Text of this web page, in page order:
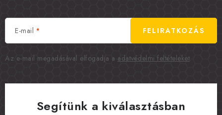
E-mail
Az e-mail megadásával elfogadja a adatvédelmi feltételeket.
FELIRATKOZÁS
Segítünk a kiválasztásban